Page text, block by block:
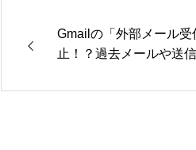
Gmailの「外部メール受
止！？過去メールや送